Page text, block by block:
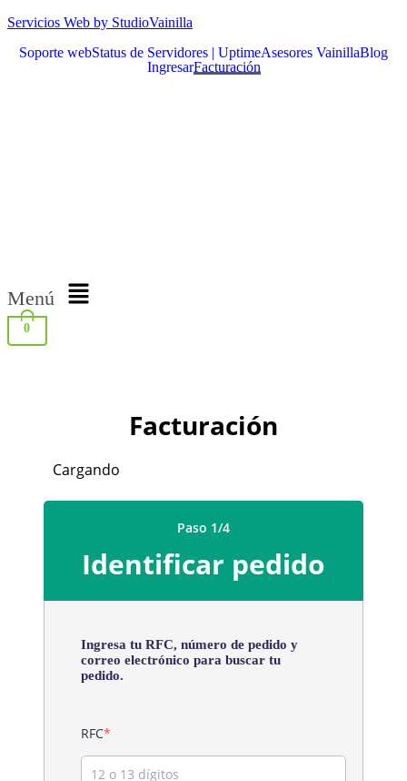
Servicios Web by StudioVainilla
Soporte webStatus de Servidores | UptimeAsesores VainillaBlog
IngresarFacturación
Menú
0
Facturación
Cargando
Paso 1/4
Identificar pedido
Ingresa tu RFC, número de pedido y
correo electrónico para buscar tu
pedido.
RFC*